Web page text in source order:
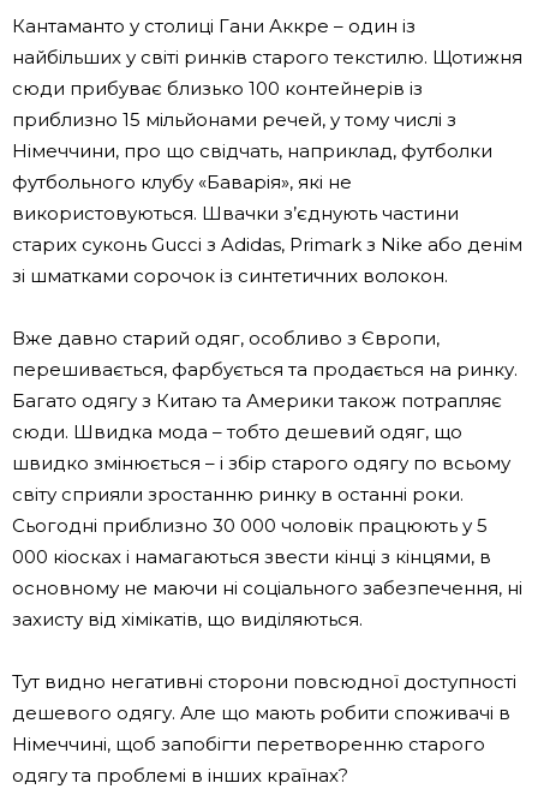
Кантаманто у столиці Гани Аккре – один із
найбільших у світі ринків старого текстилю. Щотижня
сюди прибуває близько 100 контейнерів із
приблизно 15 мільйонами речей, у тому числі з
Німеччини, про що свідчать, наприклад, футболки
футбольного клубу «Баварія», які не
використовуються. Швачки з’єднують частини
старих суконь Gucci з Adidas, Primark з Nike або денім
зі шматками сорочок із синтетичних волокон.
Вже давно старий одяг, особливо з Європи,
перешивається, фарбується та продається на ринку.
Багато одягу з Китаю та Америки також потрапляє
сюди. Швидка мода – тобто дешевий одяг, що
швидко змінюється – і збір старого одягу по всьому
світу сприяли зростанню ринку в останні роки.
Сьогодні приблизно 30 000 чоловік працюють у 5
000 кіосках і намагаються звести кінці з кінцями, в
основному не маючи ні соціального забезпечення, ні
захисту від хімікатів, що виділяються.
Тут видно негативні сторони повсюдної доступності
дешевого одягу. Але що мають робити споживачі в
Німеччині, щоб запобігти перетворенню старого
одягу та проблемі в інших країнах?